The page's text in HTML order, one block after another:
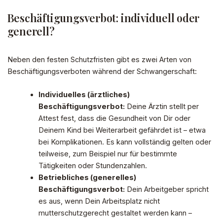
Beschäftigungsverbot: individuell oder
generell?
Neben den festen Schutzfristen gibt es zwei Arten von
Beschäftigungsverboten während der Schwangerschaft:
Individuelles (ärztliches)
Beschäftigungsverbot: Deine Ärztin stellt per
Attest fest, dass die Gesundheit von Dir oder
Deinem Kind bei Weiterarbeit gefährdet ist – etwa
bei Komplikationen. Es kann vollständig gelten oder
teilweise, zum Beispiel nur für bestimmte
Tätigkeiten oder Stundenzahlen.
Betriebliches (generelles)
Beschäftigungsverbot: Dein Arbeitgeber spricht
es aus, wenn Dein Arbeitsplatz nicht
mutterschutzgerecht gestaltet werden kann –